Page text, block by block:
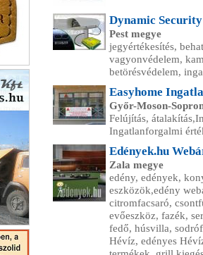
Dynamic
Pest megye
jegyértékesítés,
vagyonvédelem,
betörésvédelem,
Easyhome
Győr-Moson-
Felújítás,
Ingatlanforgalmi
Edények.hu
Zala megye
edény, edények,
eszközök,edény
citromfacsaró,
evőeszköz, fazék,
fedő, húsvilla,
Hévíz, edényes